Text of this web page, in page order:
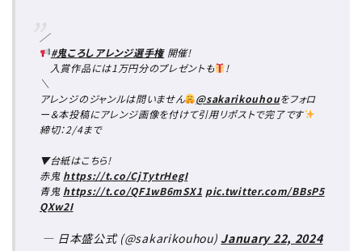
／
#鬼ころしアレンジ選手権開催!
入賞作品には1万円分のプレゼントも
!
＼
アレンジのジャンルは問いません
@sakarikouhouをフォロ
ー＆本投稿にアレンジ画像を付けて引用リポストで完了です
締切：2/4まで
▼台紙はこちら!
赤鬼 https://t.co/CjTytrHegI
青鬼 https://t.co/QF1wB6mSX1 pic.twitter.com/BBsP5
QXw2I
— 日本盛公式 (@sakarikouhou) January 22, 2024